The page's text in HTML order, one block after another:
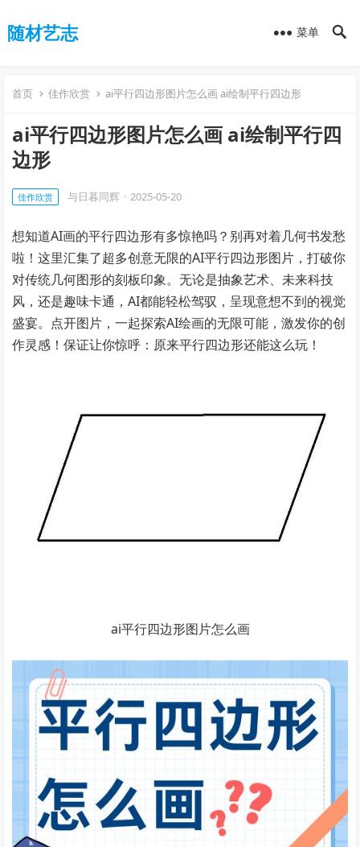
随材艺志 菜单
首页 佳作欣赏 ai平行四边形图片怎么画 ai绘制平行四边形
ai平行四边形图片怎么画 ai绘制平行四
边形
佳作欣赏 与日暮同辉 · 2025-05-20
想知道AI画的平行四边形有多惊艳吗？别再对着几何书发愁
啦！这里汇集了超多创意无限的AI平行四边形图片，打破你
对传统几何图形的刻板印象。无论是抽象艺术、未来科技
风，还是趣味卡通，AI都能轻松驾驭，呈现意想不到的视觉
盛宴。点开图片，一起探索AI绘画的无限可能，激发你的创
作灵感！保证让你惊呼：原来平行四边形还能这么玩！
ai平行四边形图片怎么画